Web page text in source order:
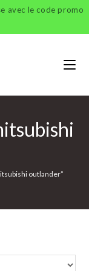
avec le code promo
outlander”